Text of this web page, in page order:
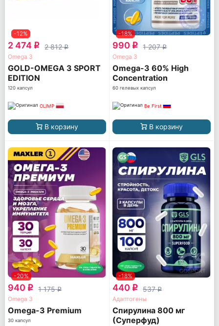
-12%
2 474 q 2 812q
Omega 3
GOLD-OMEGA 3 SPORT
EDITION
120 капсул
OLIMP
В корзину
-18%
990 q 1 207q
Omega 3
Omega-3 60% High
Concentration
60 гелевых капсул
Be First
В корзину
-20%
940 q 1 175q
Omega 3
Omega-3 Premium
30 капсул
-18%
440 q 537q
Адаптогены
Спирулина 800 мг
(Суперфуд)